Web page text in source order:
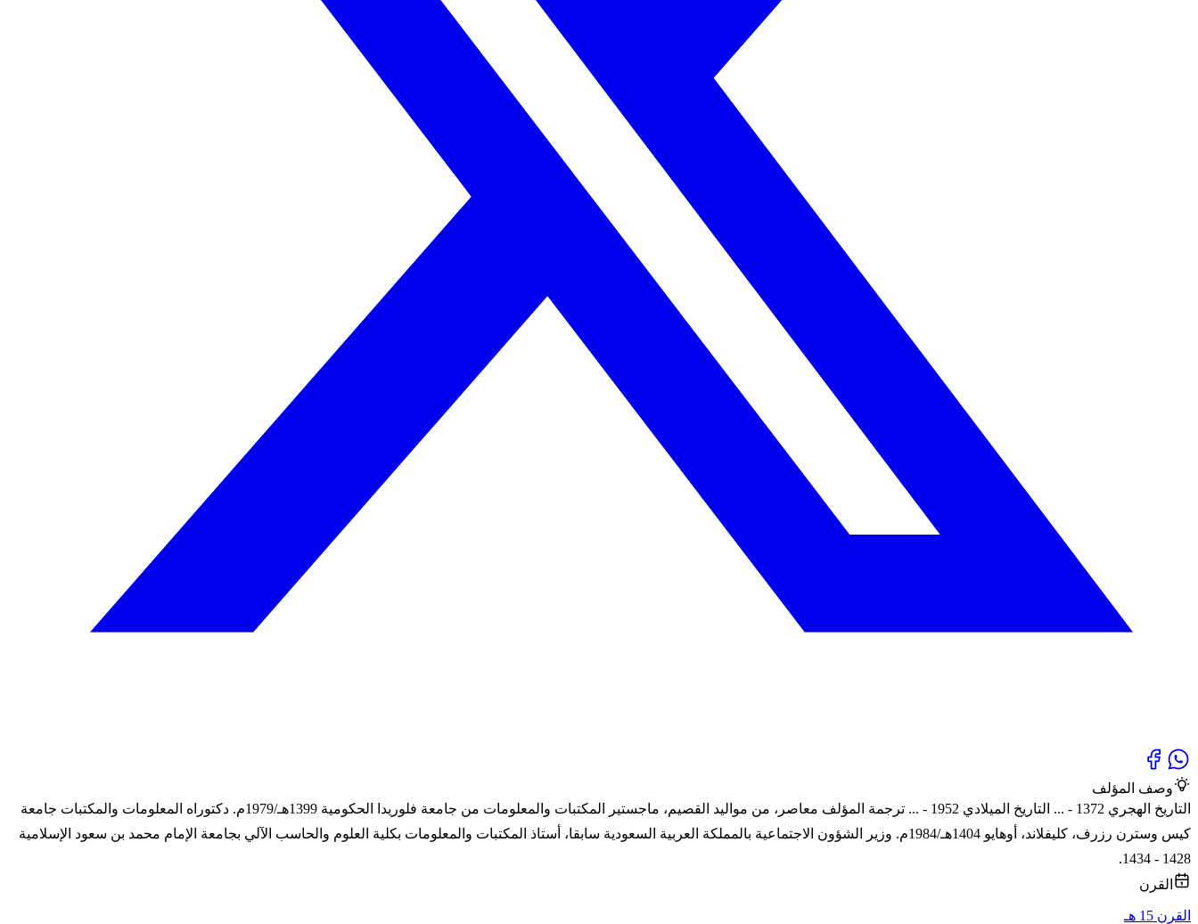
وصف المؤلف
التاريخ الهجري 1372 - ... التاريخ الميلادي 1952 - ... ترجمة المؤلف معاصر، من مواليد القصيم، ماجستير المكتبات والمعلومات من جامعة فلوريدا الحكومية 1399هـ/1979م. دكتوراه المعلومات والمكتبات جامعة
كيس وسترن رزرف، كليفلاند، أوهايو 1404هـ/1984م. وزير الشؤون الاجتماعية بالمملكة العربية السعودية سابقا، أستاذ المكتبات والمعلومات بكلية العلوم والحاسب الآلي بجامعة الإمام محمد بن سعود الإسلامية
1428 - 1434.
القرن
القرن 15 هـ